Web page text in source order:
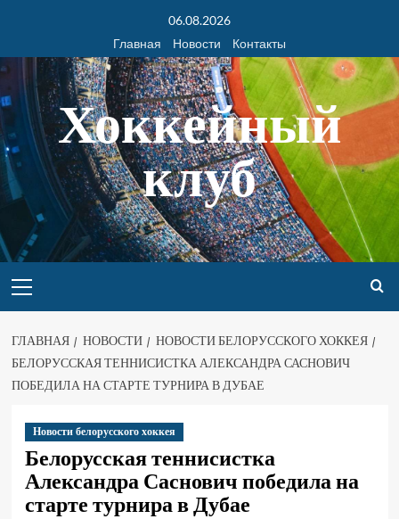
06.08.2026
Главная
Новости Контакты
Хоккейный
клуб
ГЛАВНАЯ НОВОСТИ
НОВОСТИ БЕЛОРУССКОГО ХОККЕЯ
БЕЛОРУССКАЯ ТЕННИСИСТКА АЛЕКСАНДРА САСНОВИЧ
ПОБЕДИЛА НА СТАРТЕ ТУРНИРА В ДУБАЕ
Новости белорусского хоккея
Белорусская теннисистка
Александра Саснович победила на
старте турнира в Дубае